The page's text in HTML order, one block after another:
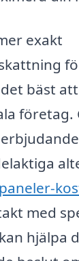
exakt
bäst
företag.
med
hjälpa